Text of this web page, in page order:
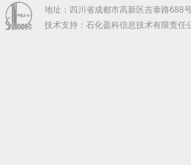
地址：四川省成都市高新区吉泰路
技术支持：石化盈科信息技术有限责任